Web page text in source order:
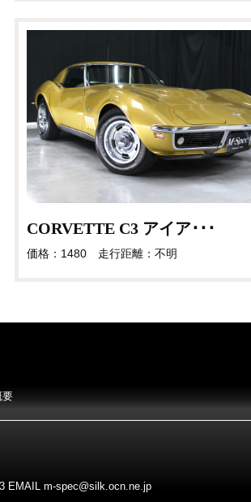
CORVETTE C3 アイア･･･
価格：1480 走行距離：不明
要
EMAIL m-spec@silk.ocn.ne.jp